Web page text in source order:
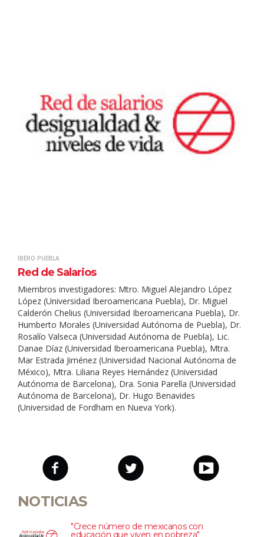
IBERO PUEBLA
Red de Salarios
Miembros investigadores: Mtro. Miguel Alejandro López
López (Universidad Iberoamericana Puebla), Dr. Miguel
Calderón Chelius (Universidad Iberoamericana Puebla), Dr.
Humberto Morales (Universidad Autónoma de Puebla), Dr.
Rosalío Valseca (Universidad Autónoma de Puebla), Lic.
Danae Díaz (Universidad Iberoamericana Puebla), Mtra.
Mar Estrada Jiménez (Universidad Nacional Autónoma de
México), Mtra. Liliana Reyes Hernández (Universidad
Autónoma de Barcelona), Dra. Sonia Parella (Universidad
Autónoma de Barcelona), Dr. Hugo Benavides
(Universidad de Fordham en Nueva York).
NOTICIAS
"Crece número de mexicanos con
educación que viven en pobreza"